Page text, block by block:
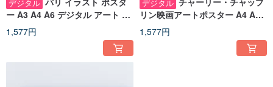
デジタル
ー A3 A4 A6 デジタル アート プ
リント - かわいいダウンロード可
能なポストカード
1,577円
デジタル
リン映画アートポスター A4 A5
A6 デジタルプリント - イラスト
入りポストカード
1,577円